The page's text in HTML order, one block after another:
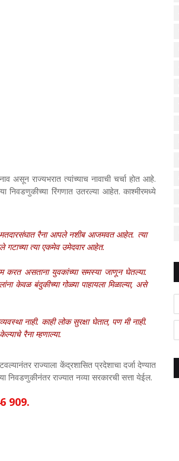
असून राज्यभरात त्यांच्याच नावाची चर्चा होत आहे.
निवडणुकीच्या रिंगणात उतरल्या आहेत. काश्मीरमध्ये
मतदारसंघात रैना आपले नशीब आजमवत आहेत. त्या
गटाच्या त्या एकमेव उमेदवार आहेत.
असताना युवकांच्या समस्या जाणून घेतल्या.
केवळ बंदुकीच्या गोळ्या पाहायला मिळाल्या, असे
नाही. काही लोक सुरक्षा घेतात, पण मी नाही.
रैना म्हणाल्या.
राज्याला केंद्रशासित प्रदेशाचा दर्जा देण्यात
निवडणुकीनंतर राज्यात नव्या सरकारची सत्ता येईल.
909.